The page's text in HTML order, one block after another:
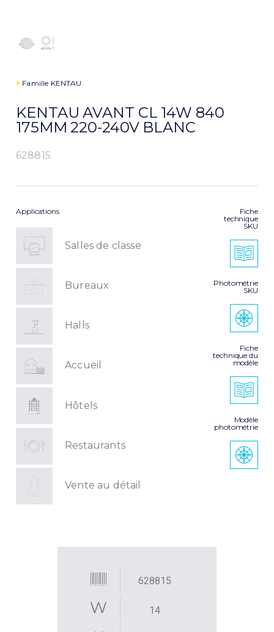
> Famille KENTAU
KENTAU AVANT CL 14W 840
175MM 220-240V BLANC
628815
Applications
Salles de classe
Bureaux
Halls
Accueil
Hôtels
Restaurants
Vente au détail
Fiche
technique
SKU
Photométrie
SKU
Fiche
technique du
modèle
Modèle
photométrie
628815
14